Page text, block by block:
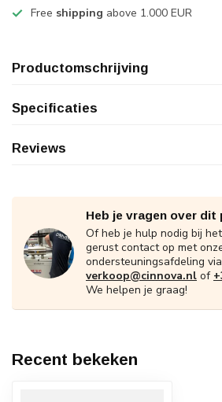
Free shipping above 1.000 EUR
Productomschrijving
Specificaties
Reviews
Heb je vragen over dit
Of heb je hulp nodig bij
gerust contact op met
ondersteuningsafdeling via
verkoop@cinnova.nl of
We helpen je graag!
Recent bekeken